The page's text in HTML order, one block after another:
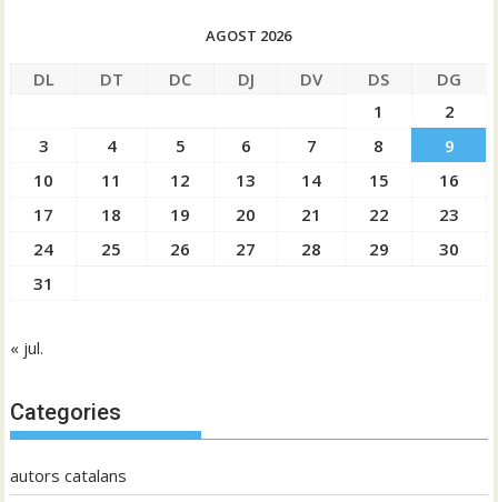
AGOST 2026
DL DT DC DJ DV DS
DG
1
2
3
4 5 6 7 8
9
10
11 12 13 14 15
16
17
18 19 20 21 22
23
24
25 26 27 28 29
30
31
« jul.
Categories
autors catalans